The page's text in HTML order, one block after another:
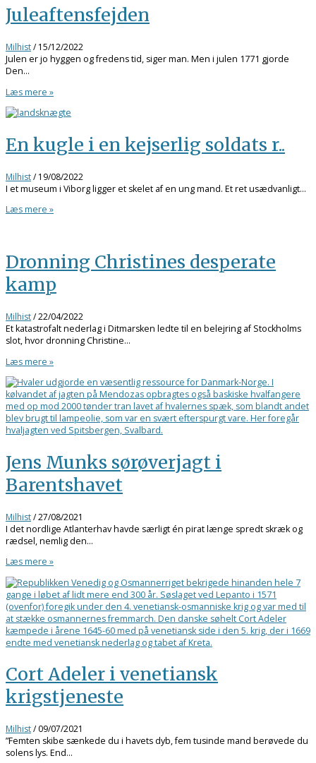
Juleaftensfejden
Milhist/15/12/2022
Julen er jo hyggen og fredens tid, siger man. Men i julen 1771 gjorde
Den…
Læs mere »
En kugle i en kejserlig soldats r..
Milhist/19/08/2022
I et museum i Viborg ligger et skelet af en ung mand. Et ret usædvanligt…
Læs mere »
Dronning Christines desperate
kamp
Milhist/22/04/2022
Et katastrofalt nederlag i Ditmarsken ledte til en belejring af Stockholms
slot, hvor dronning Christine…
Læs mere »
Jens Munks sørøverjagt i
Barentshavet
Milhist/27/08/2021
I det nordlige Atlanterhav havde særligt én pirat længe spredt skræk og
rædsel, nemlig den…
Læs mere »
Cort Adeler i venetiansk
krigstjeneste
Milhist/09/07/2021
”Femten skibe sænkede du i havets dyb, fem tusinde mand berøvede du
solens lys. End…